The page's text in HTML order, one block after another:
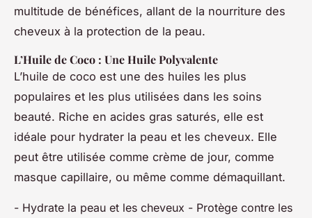
multitude de bénéfices, allant de la nourriture des
cheveux à la protection de la peau.
L’Huile de Coco : Une Huile Polyvalente
L’huile de coco est une des huiles les plus
populaires et les plus utilisées dans les soins
beauté. Riche en acides gras saturés, elle est
idéale pour hydrater la peau et les cheveux. Elle
peut être utilisée comme crème de jour, comme
masque capillaire, ou même comme démaquillant.
- Hydrate la peau et les cheveux - Protège contre les